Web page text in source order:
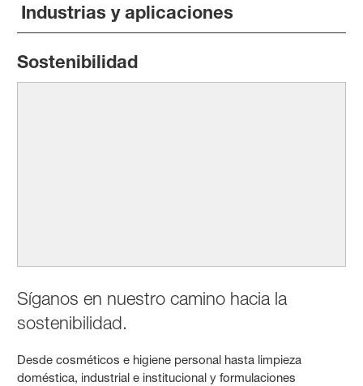
Industrias y aplicaciones
Sostenibilidad
Síganos en nuestro camino hacia la
sostenibilidad.
Desde cosméticos e higiene personal hasta limpieza
doméstica, industrial e institucional y formulaciones